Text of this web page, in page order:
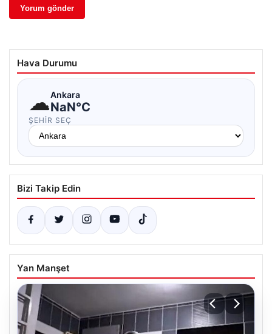
Hava Durumu
☁Ankara
NaN°C
ŞEHIR SEÇ
Bizi Takip Edin
Yan Manşet